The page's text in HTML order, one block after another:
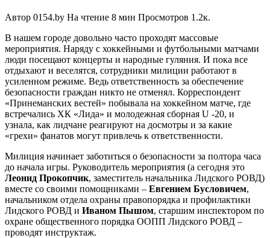
Автор 0154.by На чтение 8 мин Просмотров 1.2к.
В нашем городе довольно часто проходят массовые
мероприятия. Наряду с хоккейными и футбольными матчами
люди посещают концерты и народные гуляния. И пока все
отдыхают и веселятся, сотрудники милиции работают в
усиленном режиме. Ведь ответственность за обеспечение
безопасности граждан никто не отменял. Корреспондент
«Принеманских вестей» побывала на хоккейном матче, где
встречались ХК «Лида» и молодежная сборная U -20, и
узнала, как лидчане реагируют на досмотры и за какие
«грехи» фанатов могут привлечь к ответственности.
Милиция начинает заботиться о безопасности за полтора часа
до начала игры. Руководитель мероприятия (а сегодня это
Леонид Прокопчик, заместитель начальника Лидского РОВД)
вместе со своими помощниками – Евгением Бусловичем,
начальником отдела охраны правопорядка и профилактики
Лидского РОВД и Иваном Пышом, старшим инспектором по
охране общественного порядка ООПП Лидского РОВД –
проводят инструктаж.